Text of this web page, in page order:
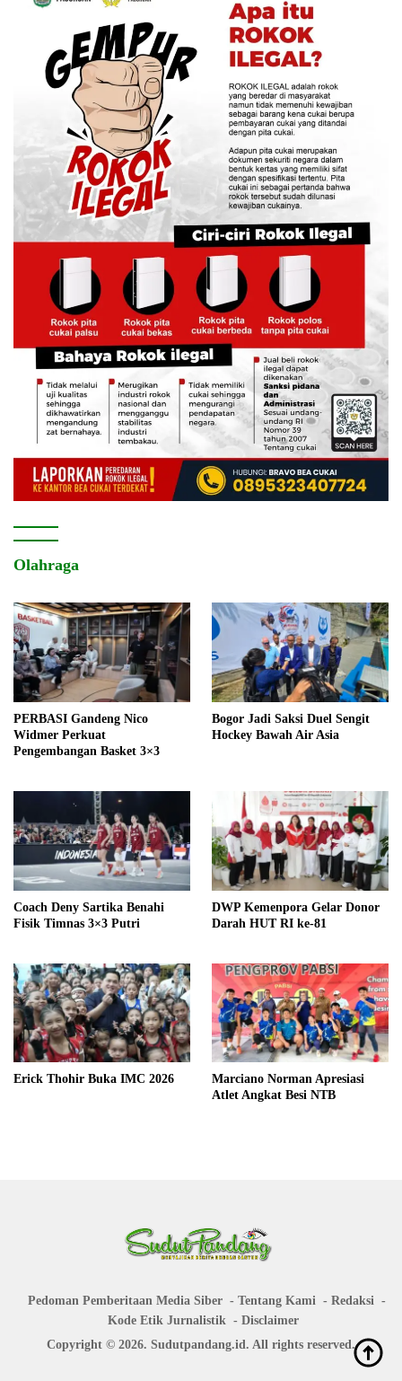
Olahraga
PERBASI Gandeng Nico
Widmer Perkuat
Pengembangan Basket 3×3
Bogor Jadi Saksi Duel Sengit
Hockey Bawah Air Asia
Coach Deny Sartika Benahi
Fisik Timnas 3×3 Putri
DWP Kemenpora Gelar Donor
Darah HUT RI ke-81
Erick Thohir Buka IMC 2026
Marciano Norman Apresiasi
Atlet Angkat Besi NTB
Pedoman Pemberitaan Media Siber Tentang Kami
Redaksi
Kode Etik Jurnalistik
Disclaimer
Copyright © 2026. Sudutpandang.id. All rights reserved.